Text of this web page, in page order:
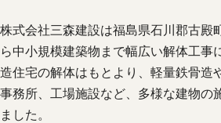
株式会社三森建設は福島県石川郡古殿
ら中小規模建築物まで幅広い解体工事
造住宅の解体はもとより、軽量鉄骨造
事務所、工場施設など、多様な建物の
ました。